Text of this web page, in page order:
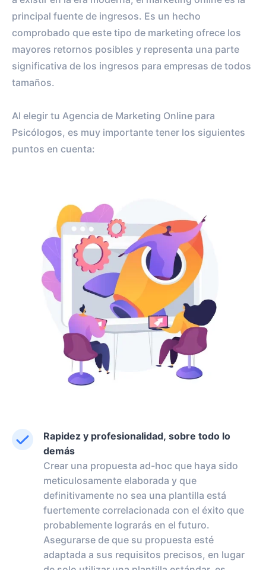
principal fuente de ingresos. Es un hecho
comprobado que este tipo de marketing ofrece los
mayores retornos posibles y representa una parte
significativa de los ingresos para empresas de todos
tamaños.
Al elegir tu Agencia de Marketing Online para
Psicólogos, es muy importante tener los siguientes
puntos en cuenta:
Rapidez y profesionalidad, sobre todo lo
demás
Crear una propuesta ad-hoc que haya sido
meticulosamente elaborada y que
definitivamente no sea una plantilla está
fuertemente correlacionada con el éxito que
probablemente lograrás en el futuro.
Asegurarse de que su propuesta esté
adaptada a sus requisitos precisos, en lugar